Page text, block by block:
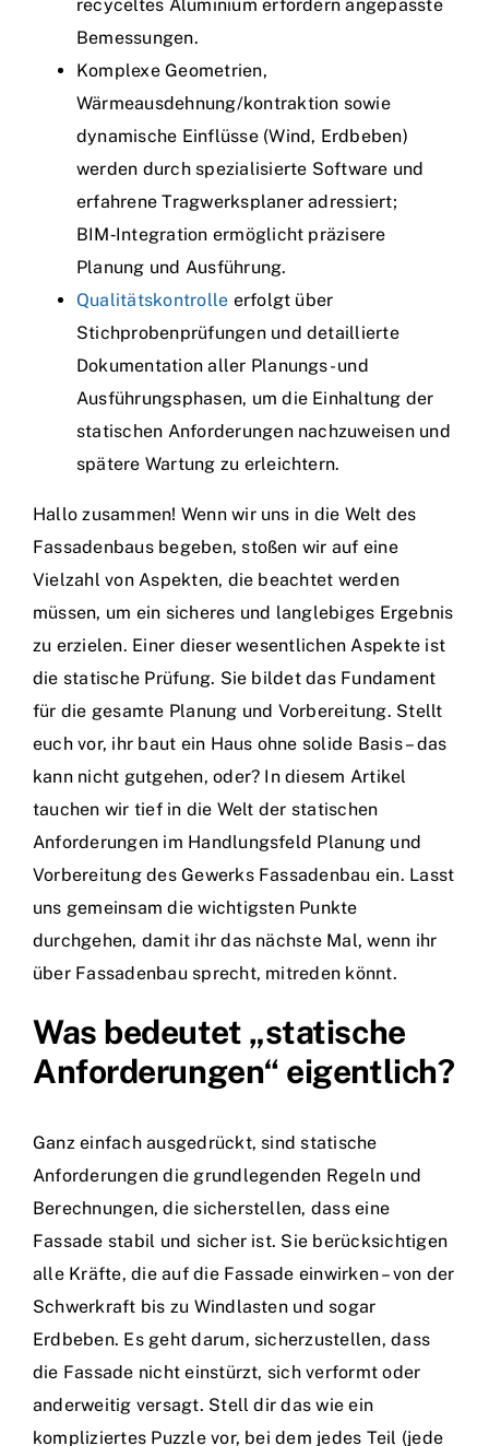
recyceltes Aluminium erfordern angepasste
Bemessungen.
Komplexe Geometrien,
Wärmeausdehnung/kontraktion sowie
dynamische Einflüsse (Wind, Erdbeben)
werden durch spezialisierte Software und
erfahrene Tragwerksplaner adressiert;
BIM‑Integration ermöglicht präzisere
Planung und Ausführung.
Qualitätskontrolle erfolgt über
Stichprobenprüfungen und detaillierte
Dokumentation aller Planungs- und
Ausführungsphasen, um die Einhaltung der
statischen Anforderungen nachzuweisen und
spätere Wartung zu erleichtern.
Hallo zusammen! Wenn wir uns in die Welt des
Fassadenbaus begeben, stoßen wir auf eine
Vielzahl von Aspekten, die beachtet werden
müssen, um ein sicheres und langlebiges Ergebnis
zu erzielen. Einer dieser wesentlichen Aspekte ist
die statische Prüfung. Sie bildet das Fundament
für die gesamte Planung und Vorbereitung. Stellt
euch vor, ihr baut ein Haus ohne solide Basis – das
kann nicht gutgehen, oder? In diesem Artikel
tauchen wir tief in die Welt der statischen
Anforderungen im Handlungsfeld Planung und
Vorbereitung des Gewerks Fassadenbau ein. Lasst
uns gemeinsam die wichtigsten Punkte
durchgehen, damit ihr das nächste Mal, wenn ihr
über Fassadenbau sprecht, mitreden könnt.
Was bedeutet „statische
Anforderungen“ eigentlich?
Ganz einfach ausgedrückt, sind statische
Anforderungen die grundlegenden Regeln und
Berechnungen, die sicherstellen, dass eine
Fassade stabil und sicher ist. Sie berücksichtigen
alle Kräfte, die auf die Fassade einwirken – von der
Schwerkraft bis zu Windlasten und sogar
Erdbeben. Es geht darum, sicherzustellen, dass
die Fassade nicht einstürzt, sich verformt oder
anderweitig versagt. Stell dir das wie ein
kompliziertes Puzzle vor, bei dem jedes Teil (jede